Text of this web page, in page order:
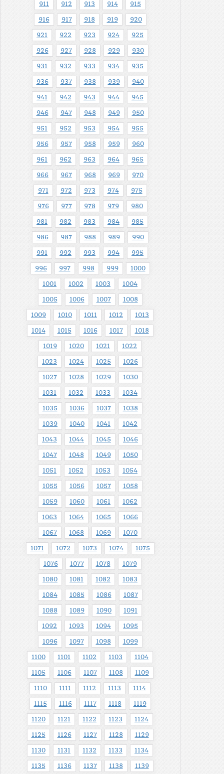
911 912 913 914 915
916 917 918 919 920
921 922 923 924 925
926 927 928 929 930
931 932 933 934 935
936 937 938 939 940
941 942 943 944 945
946 947 948 949 950
951 952 953 954 955
956 957 958 959 960
961 962 963 964 965
966 967 968 969 970
971 972 973 974 975
976 977 978 979 980
981 982 983 984 985
986 987 988 989 990
991 992 993 994 995
996 997 998 999 1000
1001 1002 1003 1004
1005 1006 1007 1008
1009 1010 1011 1012 1013
1014 1015 1016 1017 1018
1019 1020 1021 1022
1023 1024 1025 1026
1027 1028 1029 1030
1031 1032 1033 1034
1035 1036 1037 1038
1039 1040 1041 1042
1043 1044 1045 1046
1047 1048 1049 1050
1051 1052 1053 1054
1055 1056 1057 1058
1059 1060 1061 1062
1063 1064 1065 1066
1067 1068 1069 1070
1071 1072 1073 1074 1075
1076 1077 1078 1079
1080 1081 1082 1083
1084 1085 1086 1087
1088 1089 1090 1091
1092 1093 1094 1095
1096 1097 1098 1099
1100 1101 1102 1103 1104
1105 1106 1107 1108 1109
1110 1111 1112 1113 1114
1115 1116 1117 1118 1119
1120 1121 1122 1123 1124
1125 1126 1127 1128 1129
1130 1131 1132 1133 1134
1135 1136 1137 1138 1139